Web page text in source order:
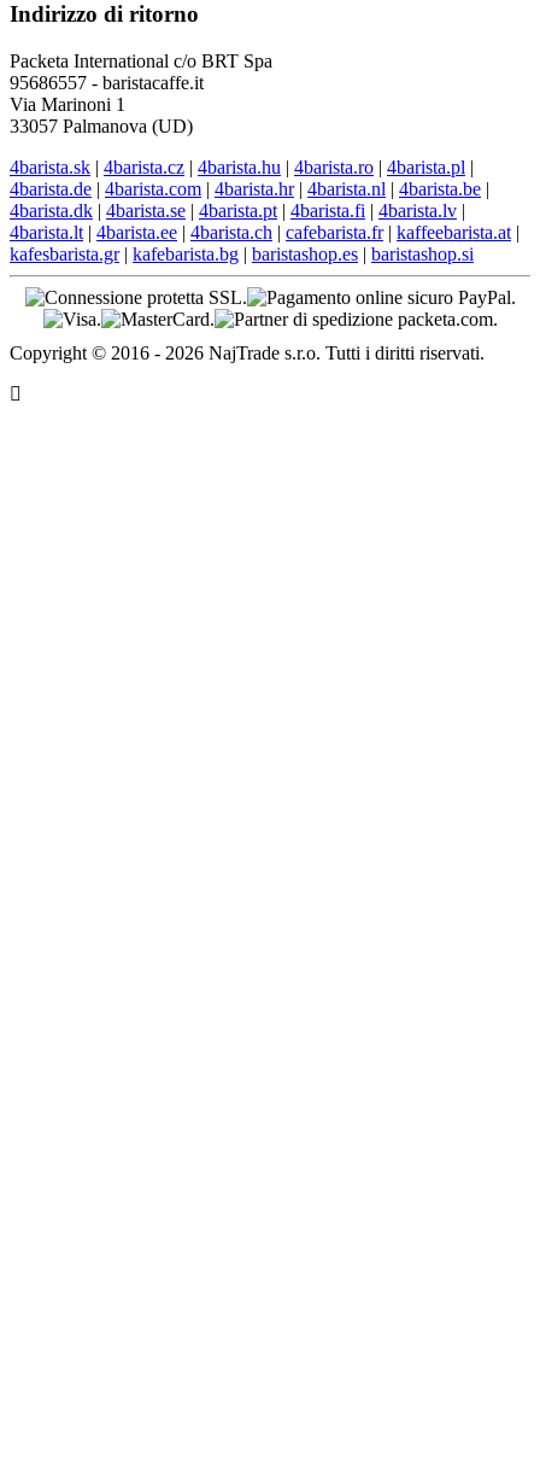
Indirizzo di ritorno
Packeta International c/o BRT Spa
95686557 - baristacaffe.it
Via Marinoni 1
33057 Palmanova (UD)
4barista.sk | 4barista.cz | 4barista.hu | 4barista.ro | 4barista.pl |
4barista.de | 4barista.com | 4barista.hr| 4barista.nl | 4barista.be |
4barista.dk | 4barista.se | 4barista.pt | 4barista.fi | 4barista.lv |
4barista.lt | 4barista.ee | 4barista.ch | cafebarista.fr| kaffeebarista.at |
kafesbarista.gr| kafebarista.bg | baristashop.es | baristashop.si
Copyright © 2016 - 2026 NajTrade s.r.o. Tutti i diritti riservati.